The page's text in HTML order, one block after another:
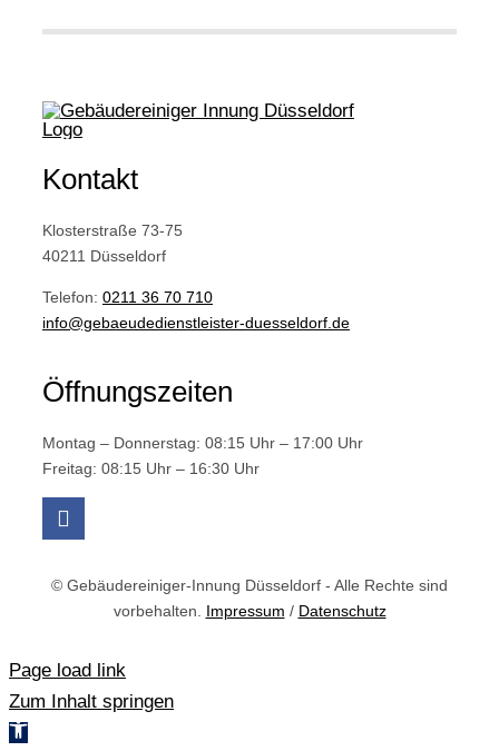
Kontakt
Klosterstraße 73-75
40211 Düsseldorf
Telefon: 0211 36 70 710
info@gebaeudedienstleister-duesseldorf.de
Öffnungszeiten
Montag – Donnerstag: 08:15 Uhr – 17:00 Uhr
Freitag: 08:15 Uhr – 16:30 Uhr
© Gebäudereiniger-Innung Düsseldorf - Alle Rechte sind
vorbehalten. Impressum / Datenschutz
Page load link
Zum Inhalt springen
Werkzeugleiste